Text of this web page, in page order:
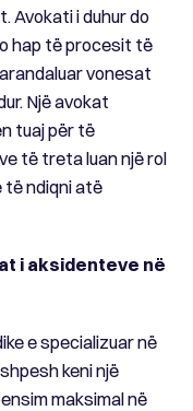
Avokati i duhur do
hap të procesit të
vonesat
Një avokat
tuaj për të
të treta luan një rol
të ndiqni atë
i aksidenteve në
e specializuar në
keni një
maksimal në